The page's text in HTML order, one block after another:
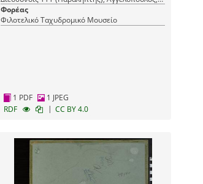
Διευθυντής (Αποστολέας/εκδότης)
Φορέας
Φιλοτελικό Ταχυδρομικό Μουσείο
1 PDF
1 JPEG
RDF
| CC BY 4.0